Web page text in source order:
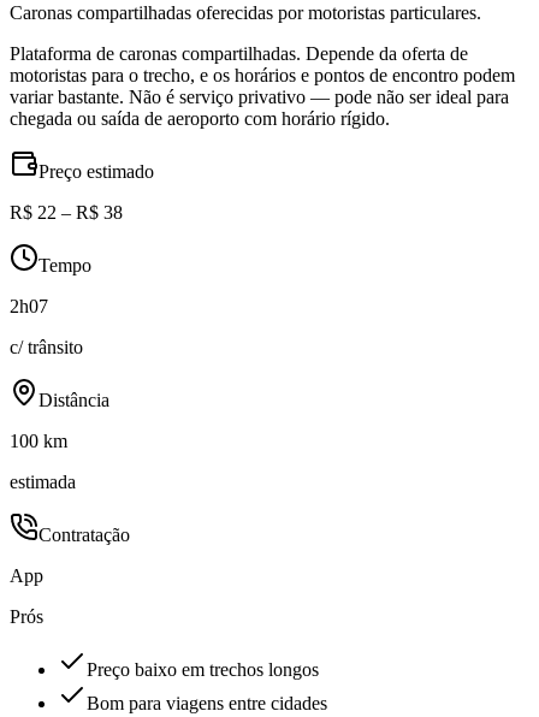
Caronas compartilhadas oferecidas por motoristas particulares.
Plataforma de caronas compartilhadas. Depende da oferta de
motoristas para o trecho, e os horários e pontos de encontro podem
variar bastante. Não é serviço privativo — pode não ser ideal para
chegada ou saída de aeroporto com horário rígido.
Preço estimado
R$ 22 – R$ 38
Tempo
2h07
c/ trânsito
Distância
100 km
estimada
Contratação
App
Prós
Preço baixo em trechos longos
Bom para viagens entre cidades